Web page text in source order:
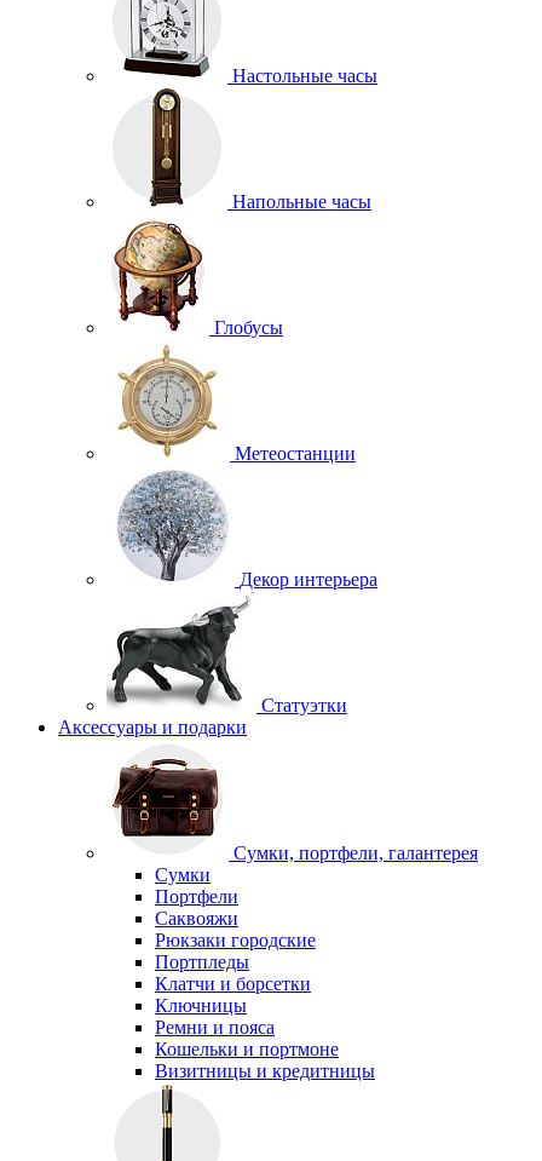
Настольные часы
Напольные часы
Глобусы
Метеостанции
Декор интерьера
Статуэтки
Аксессуары и подарки
Сумки, портфели, галантерея
Сумки
Портфели
Саквояжи
Рюкзаки городские
Портпледы
Клатчи и борсетки
Ключницы
Ремни и пояса
Кошельки и портмоне
Визитницы и кредитницы